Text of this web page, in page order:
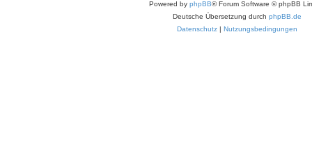
Powered by phpBB® Forum Software © phpBB
Deutsche Übersetzung durch phpBB.de
Datenschutz | Nutzungsbedingungen